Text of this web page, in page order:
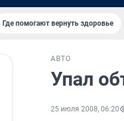
Где помогают вернуть здоровье
АВТО
Упал
25 июля 2008, 06:20